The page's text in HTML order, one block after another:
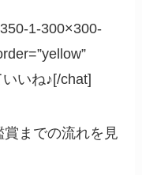
1-300×300-
いね♪[/chat]
までの流れを見